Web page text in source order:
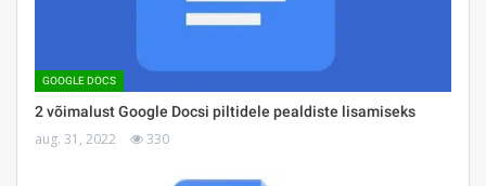
GOOGLE DOCS
2 võimalust Google Docsi piltidele pealdiste lisamiseks
aug. 31, 2022 330